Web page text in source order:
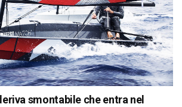
smontabile che entra nel